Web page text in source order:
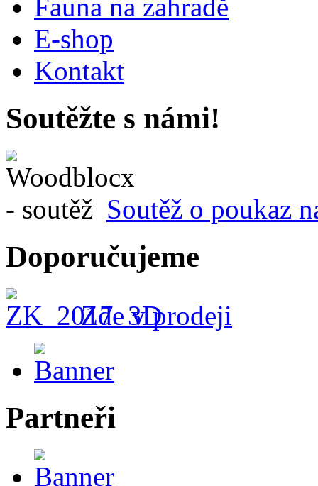
Fauna na zahradě
E-shop
Kontakt
Soutěžte s námi!
Soutěž o poukaz
Doporučujeme
Zde v prodeji
Partneři